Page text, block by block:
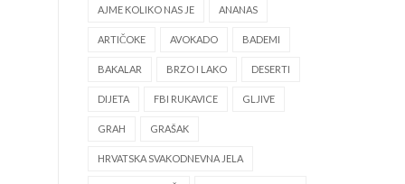
AJME KOLIKO NAS JE ANANAS
ARTIČOKE AVOKADO BADEMI
BAKALAR BRZO I LAKO DESERTI
DIJETA FBI RUKAVICE GLJIVE
GRAH GRAŠAK
HRVATSKA SVAKODNEVNA JELA